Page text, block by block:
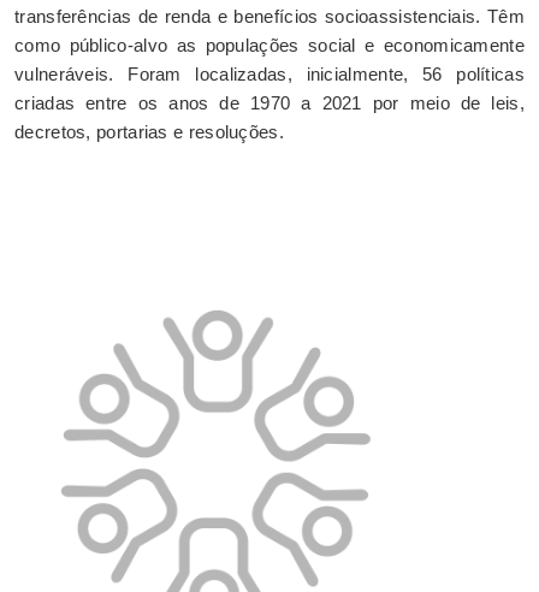
transferências de renda e benefícios socioassistenciais. Têm
como público-alvo as populações social e economicamente
vulneráveis. Foram localizadas, inicialmente, 56 políticas
criadas entre os anos de 1970 a 2021 por meio de leis,
decretos, portarias e resoluções.